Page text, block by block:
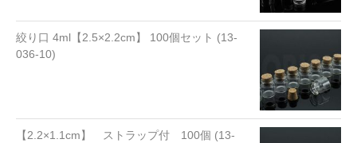
絞り口 4ml【2.5×2.2cm】 100個セット (13-
036-10)
【2.2×1.1cm】 ストラップ付 100個 (13-